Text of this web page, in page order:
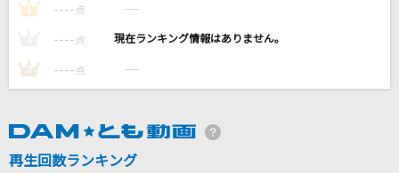
[生音]プライド革命
CHiCO with HoneyWorks
[生音]365日
[生音]1/2
1 ---- 点 ----
---- 点 ----
3 ---- 点 ----
再生回数ランキング